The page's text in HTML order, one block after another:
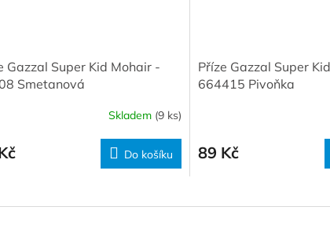
Gazzal Super Kid Mohair -
Smetanová
Skladem (9 ks)
Do košíku
Příze Gazzal Super
664415 Pivoňka
89 Kč